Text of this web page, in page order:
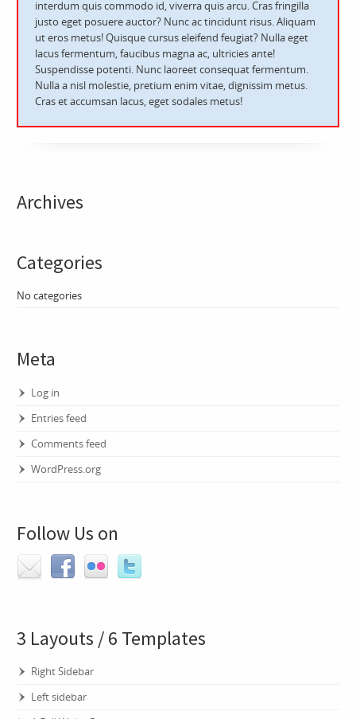
interdum quis commodo id, viverra quis arcu. Cras fringilla
justo eget posuere auctor? Nunc ac tincidunt risus. Aliquam
ut eros metus! Quisque cursus eleifend feugiat? Nulla eget
lacus fermentum, faucibus magna ac, ultricies ante!
Suspendisse potenti. Nunc laoreet consequat fermentum.
Nulla a nisl molestie, pretium enim vitae, dignissim metus.
Cras et accumsan lacus, eget sodales metus!
Archives
Categories
No categories
Meta
Log in
Entries feed
Comments feed
WordPress.org
Follow Us on
3 Layouts / 6 Templates
Right Sidebar
Left sidebar